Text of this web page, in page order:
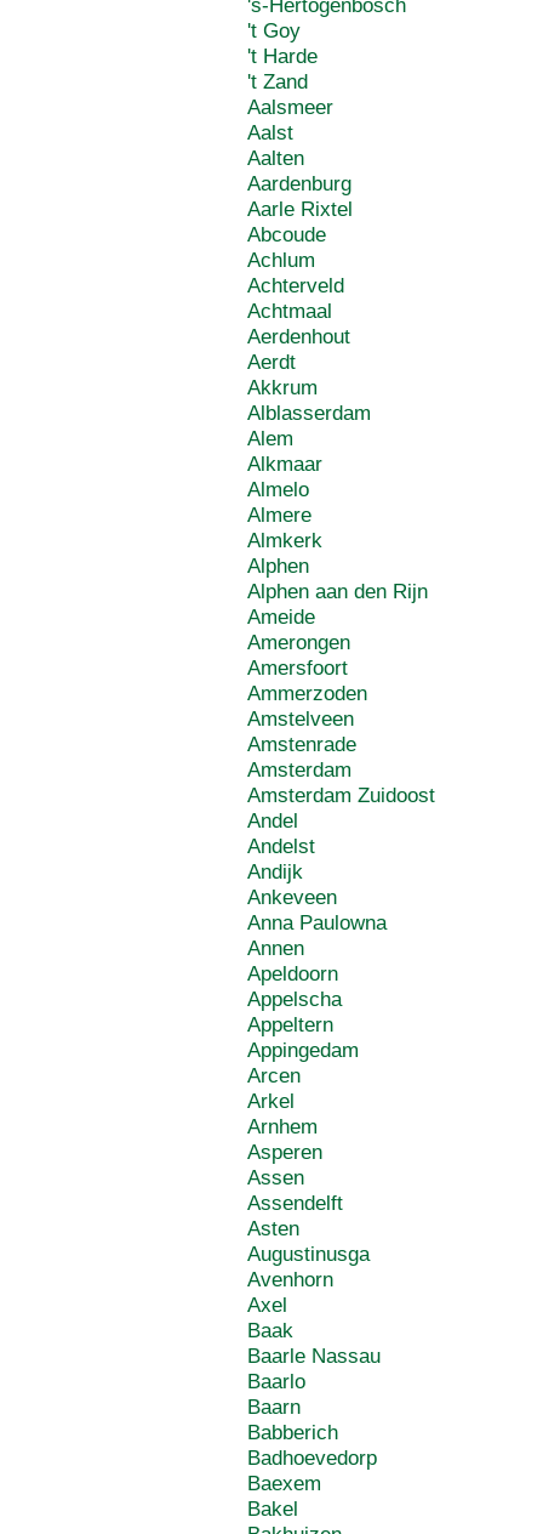
's-Hertogenbosch
't Goy
't Harde
't Zand
Aalsmeer
Aalst
Aalten
Aardenburg
Aarle Rixtel
Abcoude
Achlum
Achterveld
Achtmaal
Aerdenhout
Aerdt
Akkrum
Alblasserdam
Alem
Alkmaar
Almelo
Almere
Almkerk
Alphen
Alphen aan den Rijn
Ameide
Amerongen
Amersfoort
Ammerzoden
Amstelveen
Amstenrade
Amsterdam
Amsterdam Zuidoost
Andel
Andelst
Andijk
Ankeveen
Anna Paulowna
Annen
Apeldoorn
Appelscha
Appeltern
Appingedam
Arcen
Arkel
Arnhem
Asperen
Assen
Assendelft
Asten
Augustinusga
Avenhorn
Axel
Baak
Baarle Nassau
Baarlo
Baarn
Babberich
Badhoevedorp
Baexem
Bakel